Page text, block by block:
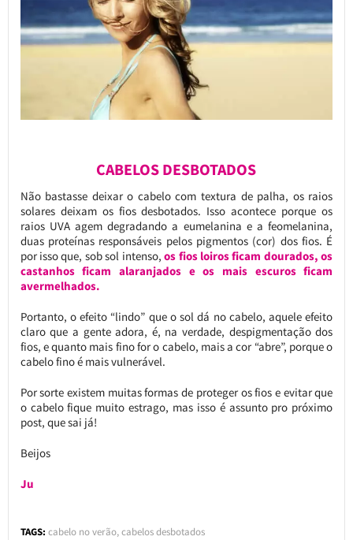
CABELOS DESBOTADOS
Não bastasse deixar o cabelo com textura de palha, os raios
solares deixam os fios desbotados. Isso acontece porque os
raios UVA agem degradando a eumelanina e a feomelanina,
duas proteínas responsáveis pelos pigmentos (cor) dos fios. É
por isso que, sob sol intenso, os fios loiros ficam dourados, os
castanhos ficam alaranjados e os mais escuros ficam
avermelhados.
Portanto, o efeito “lindo” que o sol dá no cabelo, aquele efeito
claro que a gente adora, é, na verdade, despigmentação dos
fios, e quanto mais fino for o cabelo, mais a cor “abre”, porque o
cabelo fino é mais vulnerável.
Por sorte existem muitas formas de proteger os fios e evitar que
o cabelo fique muito estrago, mas isso é assunto pro próximo
post, que sai já!
Beijos
Ju
TAGS: cabelo no verão,cabelos desbotados